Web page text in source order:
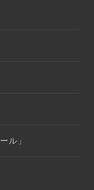
ル」